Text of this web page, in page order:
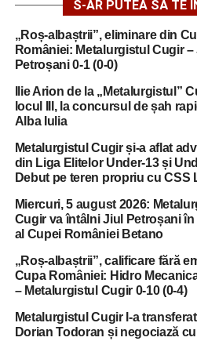
S-AR PUTEA SĂ TE
„Roș-albaștrii”, eliminare din
României: Metalurgistul Cugir –
Petroșani 0-1 (0-0)
Ilie Arion de la „Metalurgistul”
locul III, la concursul de șah
Alba Iulia
Metalurgistul Cugir și-a aflat
din Liga Elitelor Under-13 și
Debut pe teren propriu cu CSS
Miercuri, 5 august 2026:
Cugir va întâlni Jiul Petroșani în
al Cupei României Betano
„Roș-albaștrii”, calificare fără
Cupa României: Hidro
– Metalurgistul Cugir 0-10 (0-4)
Metalurgistul Cugir l-a
Dorian Todoran și negociază